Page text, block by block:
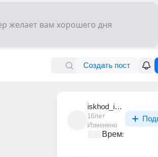
Создать пост
iskhod_iskhod
16лет
Изменено
Время музыки